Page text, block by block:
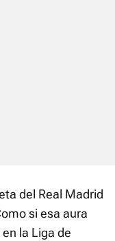
del Real Madrid
si esa aura
la Liga de